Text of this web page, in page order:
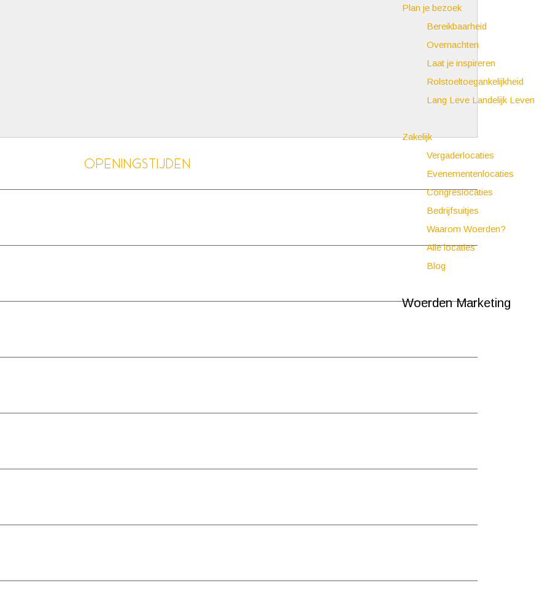
Plan je bezoek
Bereikbaarheid
Overnachten
Laat je inspireren
Rolstoeltoegankelijkheid
Lang Leve Landelijk Leven
Zakelijk
Vergaderlocaties
Evenementenlocaties
Congreslocaties
Bedrijfsuitjes
Waarom Woerden?
Alle locaties
Blog
Woerden Marketing
Openingstijden